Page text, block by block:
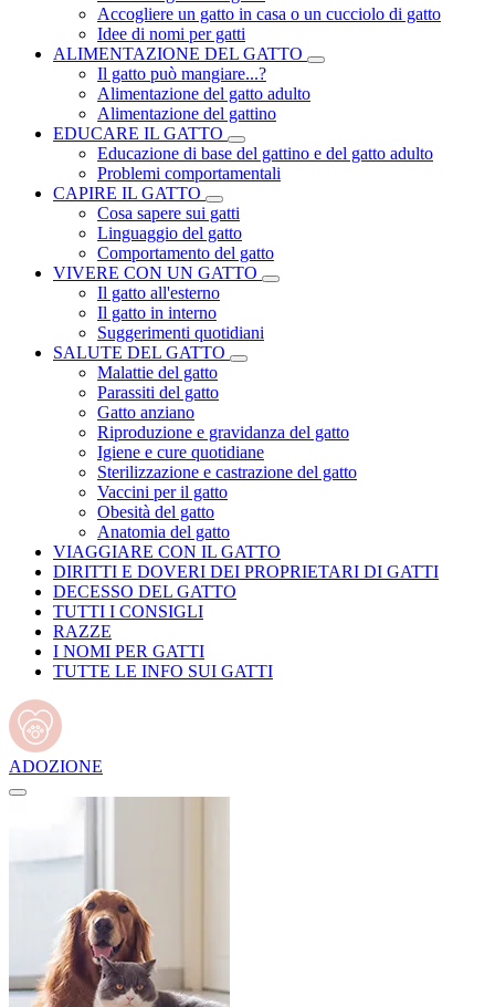
Accogliere un gatto in casa o un cucciolo di gatto
Idee di nomi per gatti
ALIMENTAZIONE DEL GATTO
Il gatto può mangiare...?
Alimentazione del gatto adulto
Alimentazione del gattino
EDUCARE IL GATTO
Educazione di base del gattino e del gatto adulto
Problemi comportamentali
CAPIRE IL GATTO
Cosa sapere sui gatti
Linguaggio del gatto
Comportamento del gatto
VIVERE CON UN GATTO
Il gatto all'esterno
Il gatto in interno
Suggerimenti quotidiani
SALUTE DEL GATTO
Malattie del gatto
Parassiti del gatto
Gatto anziano
Riproduzione e gravidanza del gatto
Igiene e cure quotidiane
Sterilizzazione e castrazione del gatto
Vaccini per il gatto
Obesità del gatto
Anatomia del gatto
VIAGGIARE CON IL GATTO
DIRITTI E DOVERI DEI PROPRIETARI DI GATTI
DECESSO DEL GATTO
TUTTI I CONSIGLI
RAZZE
I NOMI PER GATTI
TUTTE LE INFO SUI GATTI
ADOZIONE